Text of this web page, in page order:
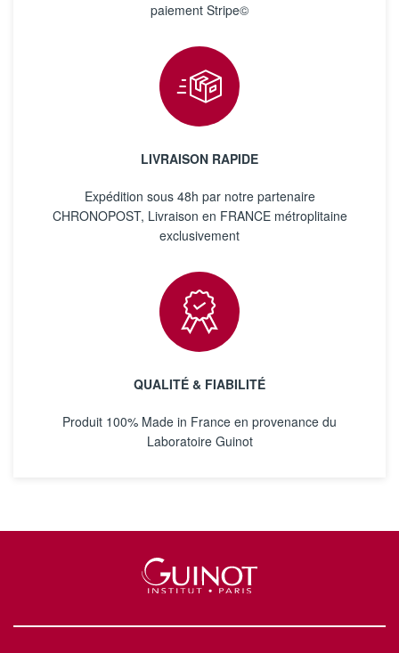
paiement Stripe©
LIVRAISON RAPIDE
Expédition sous 48h par notre partenaire
CHRONOPOST, Livraison en FRANCE métroplitaine
exclusivement
QUALITÉ & FIABILITÉ
Produit 100% Made in France en provenance du
Laboratoire Guinot